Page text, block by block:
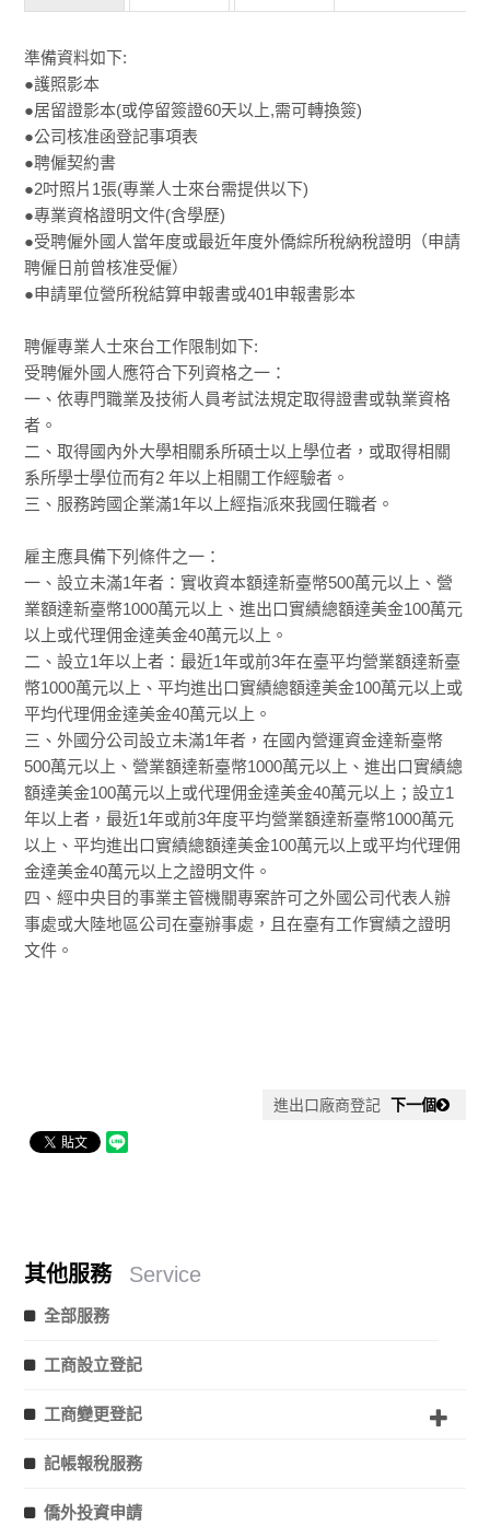
準備資料如下:
●護照影本
●居留證影本(或停留簽證60天以上,需可轉換簽)
●公司核准函登記事項表
●聘僱契約書
●2吋照片1張(專業人士來台需提供以下)
●專業資格證明文件(含學歷)
●受聘僱外國人當年度或最近年度外僑綜所稅納稅證明（申請
聘僱日前曾核准受僱）
●申請單位營所稅結算申報書或401申報書影本
聘僱專業人士來台工作限制如下:
受聘僱外國人應符合下列資格之一：
一、依專門職業及技術人員考試法規定取得證書或執業資格
者。
二、取得國內外大學相關系所碩士以上學位者，或取得相關
系所學士學位而有2 年以上相關工作經驗者。
三、服務跨國企業滿1年以上經指派來我國任職者。
雇主應具備下列條件之一：
一、設立未滿1年者：實收資本額達新臺幣500萬元以上、營
業額達新臺幣1000萬元以上、進出口實績總額達美金100萬元
以上或代理佣金達美金40萬元以上。
二、設立1年以上者：最近1年或前3年在臺平均營業額達新臺
幣1000萬元以上、平均進出口實績總額達美金100萬元以上或
平均代理佣金達美金40萬元以上。
三、外國分公司設立未滿1年者，在國內營運資金達新臺幣
500萬元以上、營業額達新臺幣1000萬元以上、進出口實績總
額達美金100萬元以上或代理佣金達美金40萬元以上；設立1
年以上者，最近1年或前3年度平均營業額達新臺幣1000萬元
以上、平均進出口實績總額達美金100萬元以上或平均代理佣
金達美金40萬元以上之證明文件。
四、經中央目的事業主管機關專案許可之外國公司代表人辦
事處或大陸地區公司在臺辦事處，且在臺有工作實績之證明
文件。
進出口廠商登記 下一個
其他服務 Service
全部服務
工商設立登記
工商變更登記
記帳報稅服務
僑外投資申請